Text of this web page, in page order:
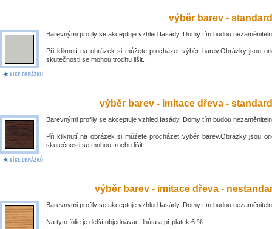
výběr barev -
Barevnými profily se akceptuje vzhled fasády. Domy tím budou
Při kliknutí na obrázek si můžete procházet výběr barev.Obrázky jsou
skutečnosti se mohou trochu lišit.
výběr barev - imitace dřeva -
Barevnými profily se akceptuje vzhled fasády. Domy tím budou
Při kliknutí na obrázek si můžete procházet výběr barev.Obrázky jsou
skutečnosti se mohou trochu lišit.
výběr barev - imitace dřeva -
Barevnými profily se akceptuje vzhled fasády. Domy tím budou
Na tyto fólie je delší objednávací lhůta a příplatek 6 %.